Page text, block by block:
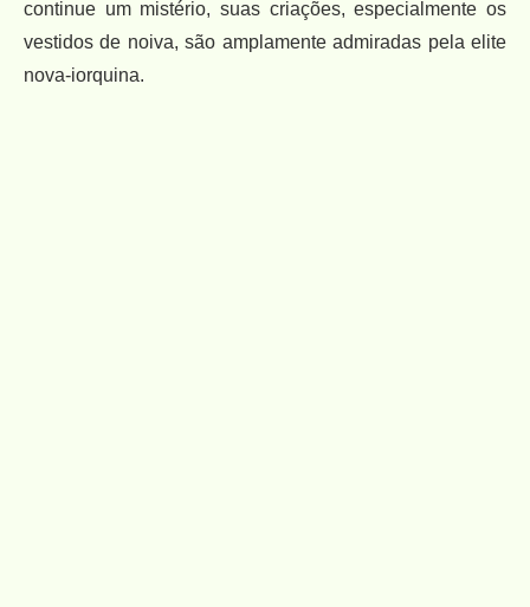
continue um mistério, suas criações, especialmente os
vestidos de noiva, são amplamente admiradas pela elite
nova-iorquina.